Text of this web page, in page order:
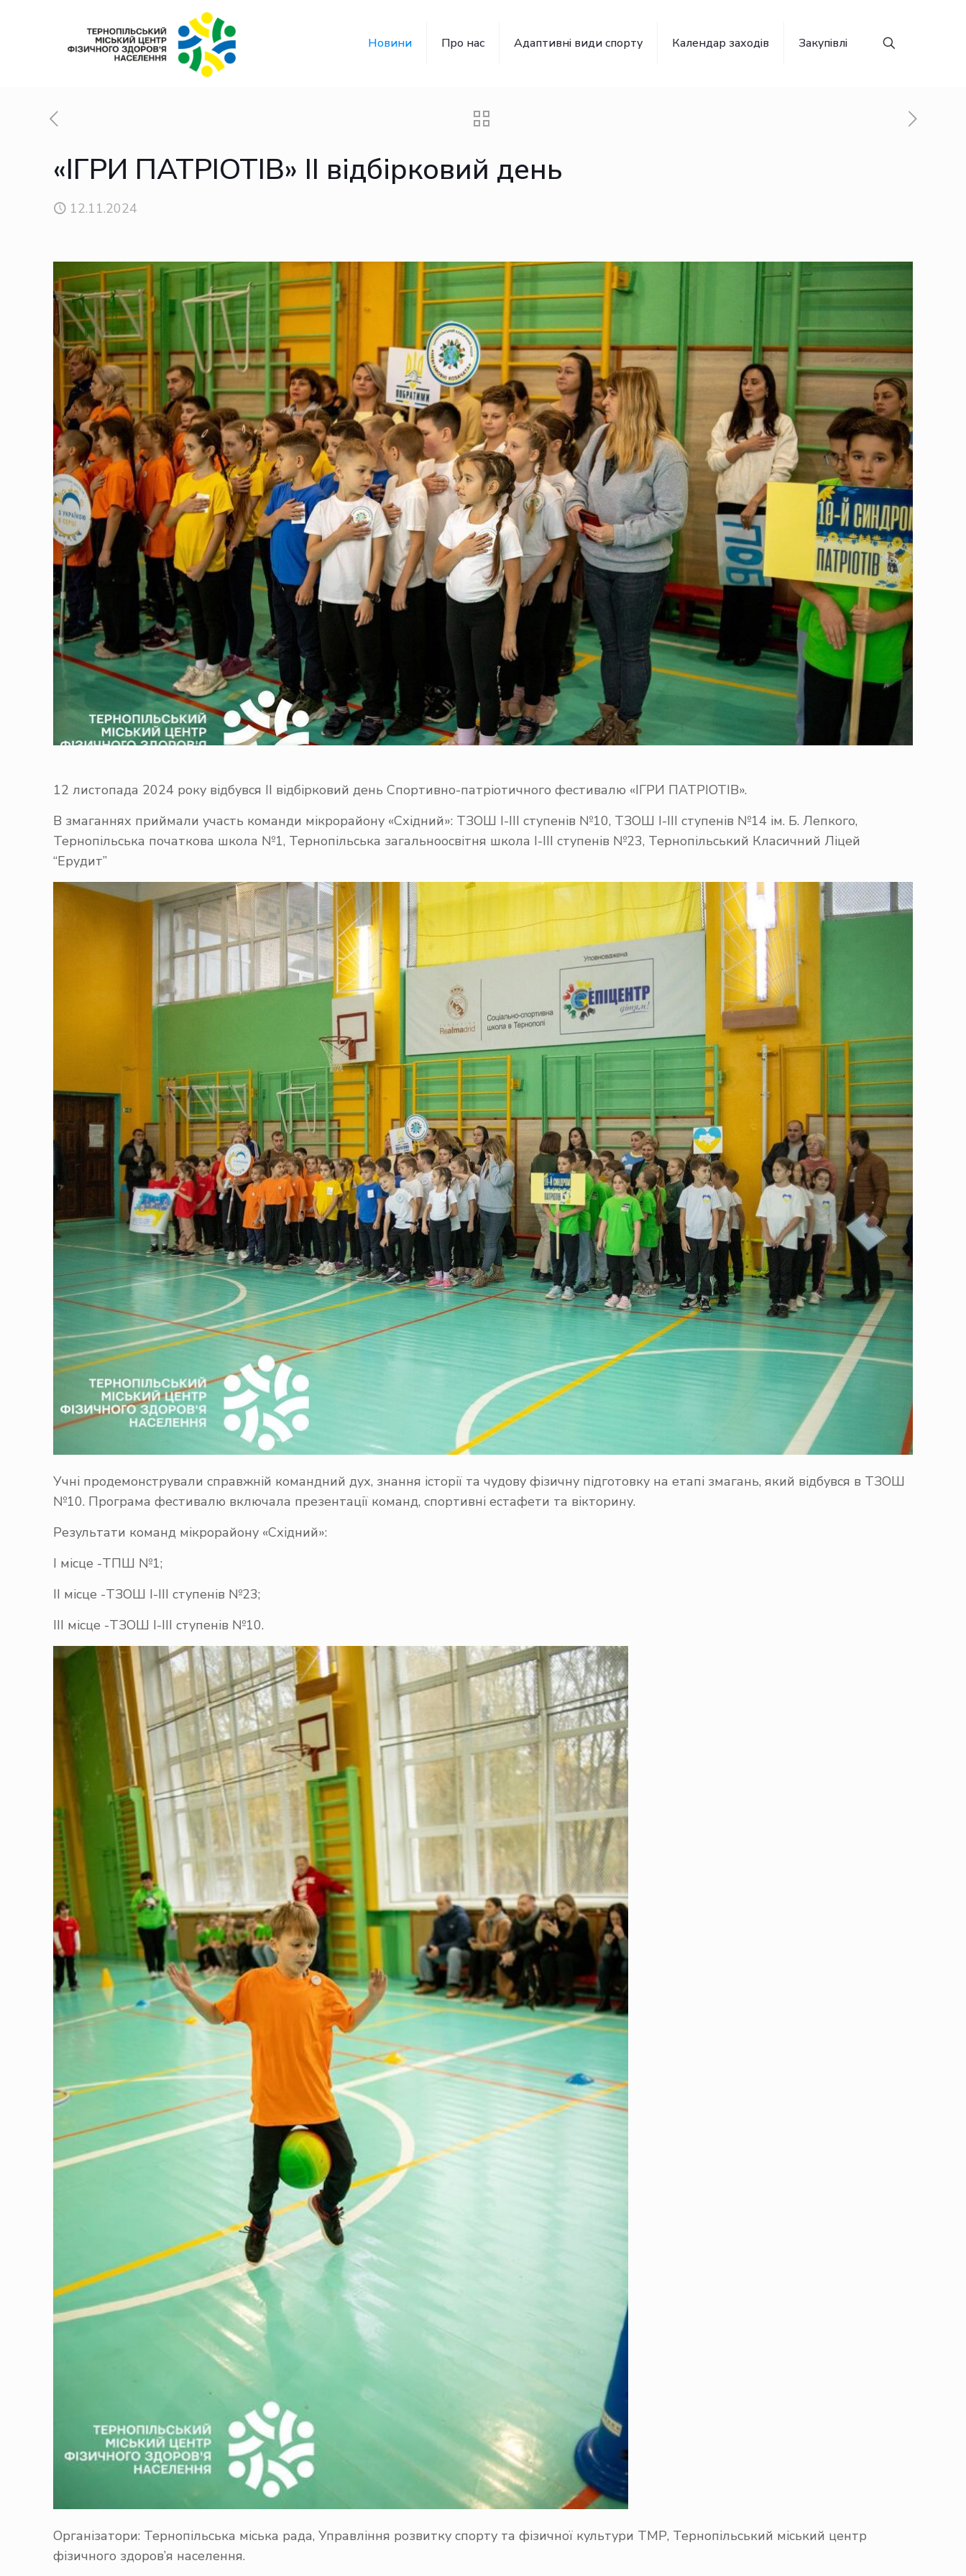
Новини Про нас Адаптивні види спорту Календар заходів Закупівлі
«ІГРИ ПАТРІОТІВ» IІ відбірковий день
12.11.2024
12 листопада 2024 року відбувся IІ відбірковий день Спортивно-патріотичного фестивалю «ІГРИ ПАТРІОТІВ».
В змаганнях приймали участь команди мікрорайону «Східний»: ТЗОШ І-ІІІ ступенів №10, ТЗОШ І-ІІІ ступенів №14 ім. Б. Лепкого,
Тернопільська початкова школа №1, Тернопільська загальноосвітня школа І-ІІІ ступенів №23, Тернопільський Класичний Ліцей
“Ерудит”
Учні продемонстрували справжній командний дух, знання історії та чудову фізичну підготовку на етапі змагань, який відбувся в ТЗОШ
№10. Програма фестивалю включала презентації команд, спортивні естафети та вікторину.
Результати команд мікрорайону «Східний»:
І місце -ТПШ №1;
ІІ місце -ТЗОШ І-ІІІ ступенів №23;
ІІІ місце -ТЗОШ І-ІІІ ступенів №10.
Організатори: Тернопільська міська рада, Управління розвитку спорту та фізичної культури ТМР, Тернопільський міський центр
фізичного здоров’я населення.